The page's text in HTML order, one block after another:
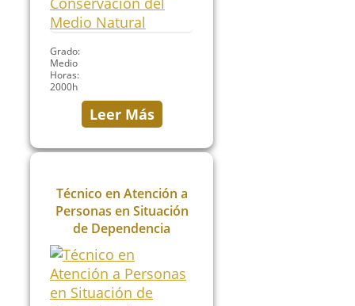
Grado:
Medio
Horas:
2000h
Leer Más
Técnico en Atención a
Personas en Situación
de Dependencia